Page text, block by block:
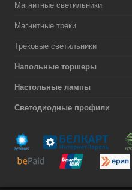
Магнитные светильники
Магнитные треки
Трековые светильники
Напольные торшеры
Настольные лампы
Светодиодные профили